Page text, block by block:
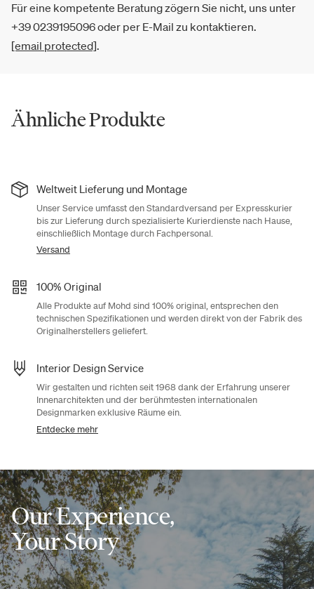
Für eine kompetente Beratung zögern Sie nicht, uns unter
+39 0239195096 oder per E-Mail zu kontaktieren.
[email protected].
Ähnliche Produkte
Weltweit Lieferung und Montage
Unser Service umfasst den Standardversand per Expresskurier
bis zur Lieferung durch spezialisierte Kurierdienste nach Hause,
einschließlich Montage durch Fachpersonal.
Versand
100% Original
Alle Produkte auf Mohd sind 100% original, entsprechen den
technischen Spezifikationen und werden direkt von der Fabrik des
Originalherstellers geliefert.
Interior Design Service
Wir gestalten und richten seit 1968 dank der Erfahrung unserer
Innenarchitekten und der berühmtesten internationalen
Designmarken exklusive Räume ein.
Entdecke mehr
Our Experience,
Your Story